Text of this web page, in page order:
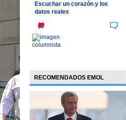
Escuchar un corazón y los
datos reales
RECOMENDADOS EMOL